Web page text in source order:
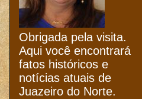
Obrigada pela visita.
Aqui você encontrará
fatos históricos e
notícias atuais de
Juazeiro do Norte.